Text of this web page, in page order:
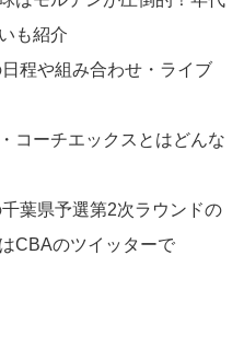
も紹介
程や組み合わせ・ライブ
コーチエックスとはどんな
葉県予選第2次ラウンドの
CBAのツイッターで